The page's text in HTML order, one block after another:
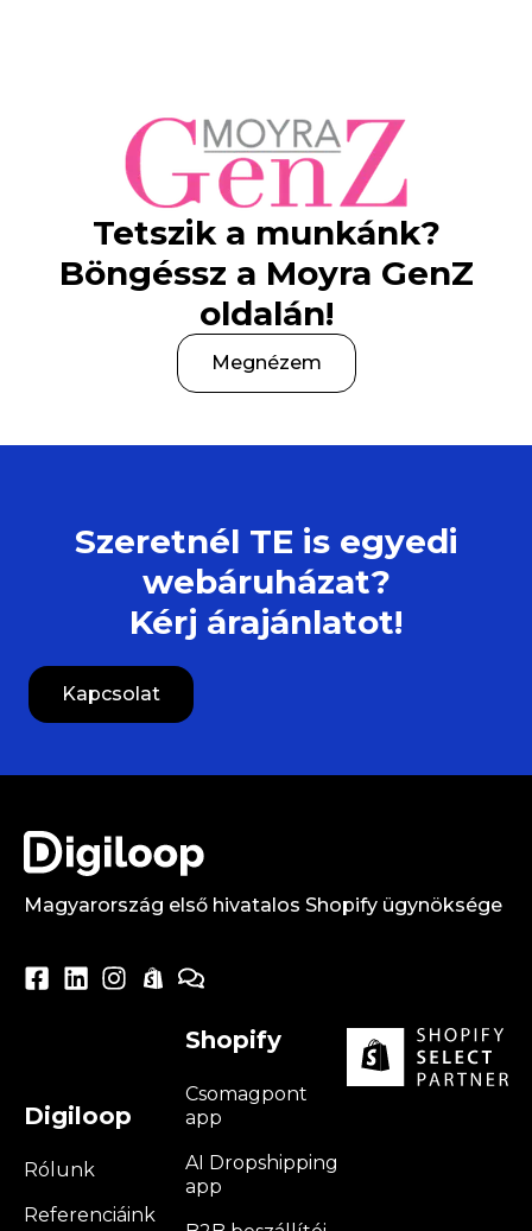
Tetszik a munkánk?
Böngéssz a Moyra GenZ
oldalán!
Megnézem
Szeretnél TE is egyedi
webáruházat?
Kérj árajánlatot!
Kapcsolat
Magyarország első hivatalos Shopify ügynöksége
Digiloop
Rólunk
Referenciáink
Shopify
Csomagpont
app
AI Dropshipping
app